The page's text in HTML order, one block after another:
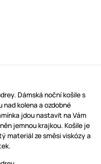
Dámská noční košile s
nad kolena a ozdobné
jdou nastavit na Vám
jemnou krajkou. Košile je
materiál ze směsi viskózy a